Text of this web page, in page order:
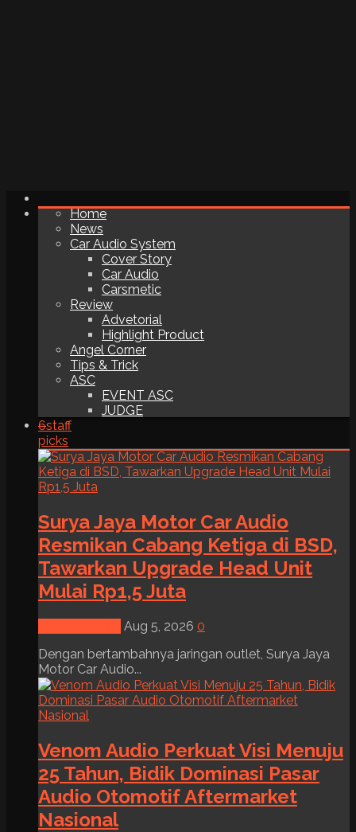
Home
News
Car Audio System
Cover Story
Car Audio
Carsmetic
Review
Advetorial
Highlight Product
Angel Corner
Tips & Trick
ASC
EVENT ASC
JUDGE
6staff
picks
Surya Jaya Motor Car Audio
Resmikan Cabang Ketiga di BSD,
Tawarkan Upgrade Head Unit
Mulai Rp1,5 Juta
Aug 5, 2026 0
Dengan bertambahnya jaringan outlet, Surya Jaya
Motor Car Audio...
Venom Audio Perkuat Visi Menuju
25 Tahun, Bidik Dominasi Pasar
Audio Otomotif Aftermarket
Nasional